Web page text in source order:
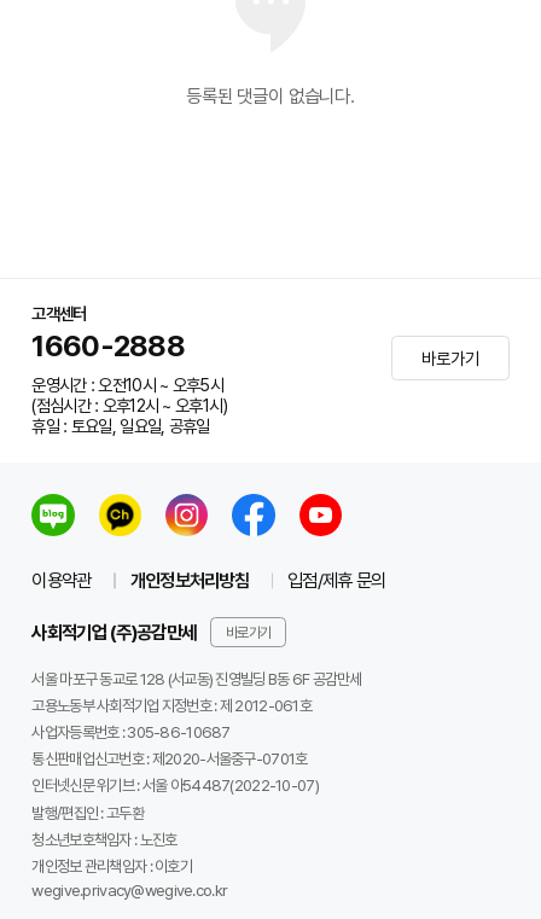
등록된 댓글이 없습니다.
고객센터
1660-2888
운영시간 : 오전10시 ~ 오후5시
(점심시간 : 오후12시 ~ 오후1시)
휴일 : 토요일, 일요일, 공휴일
바로가기
이용약관 개인정보처리방침 입점/제휴 문의
사회적기업 (주)공감만세 바로가기
서울 마포구 동교로 128 (서교동) 진영빌딩 B동 6F 공감만세
고용노동부 사회적기업 지정번호 : 제 2012-061호
사업자등록번호 :305-86-10687
통신판매업신고번호 :제2020-서울중구-0701호
인터넷신문 위기브 :서울 아54487(2022-10-07)
발행/편집인 :고두환
청소년보호책임자 :노진호
개인정보 관리책임자 :이호기
wegive.privacy@wegive.co.kr